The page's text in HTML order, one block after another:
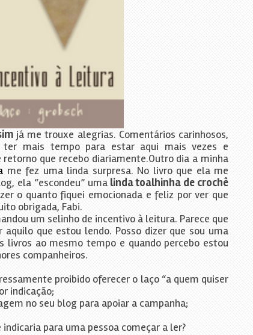
já me trouxe alegrias. Comentários carinhosos,
ter mais tempo para estar aqui mais vezes e
que recebo diariamente.Outro dia a minha
me fez uma linda surpresa. No livro que ela me
ela “escondeu” umalinda toalhinha de crochê
o quanto fiquei emocionada e feliz por ver que
obrigada, Fabi.
um selinho de incentivo à leitura. Parece que
que estou lendo. Posso dizer que sou uma
livros ao mesmo tempo e quando percebo estou
companheiros.
proibido oferecer o laço “a quem quiser
indicação;
no seu blog para apoiar a campanha;
para uma pessoa começar a ler?